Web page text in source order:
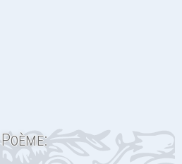
Poème: